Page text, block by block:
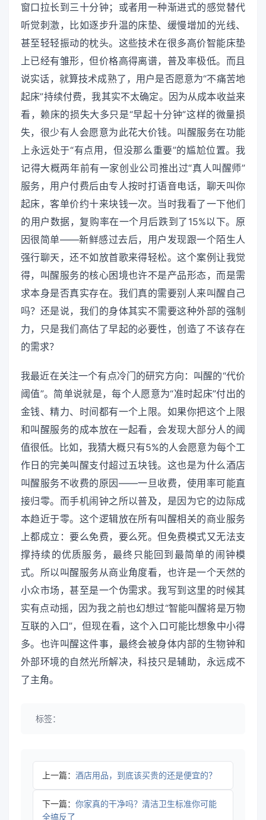
窗口拉长到三十分钟；或者用一种渐进式的感觉替代
听觉刺激，比如逐步升温的床垫、缓慢增加的光线、
甚至轻轻振动的枕头。这些技术在很多高价智能床垫
上已经有雏形，但价格高得离谱，普及率极低。而且
说实话，就算技术成熟了，用户是否愿意为“不痛苦地
起床”持续付费，我其实不太确定。因为从成本收益来
看，赖床的损失大多只是“早起十分钟”这样的微量损
失，很少有人会愿意为此花大价钱。叫醒服务在功能
上永远处于“有点用，但没那么重要”的尴尬位置。我
记得大概两年前有一家创业公司推出过“真人叫醒师”
服务，用户付费后由专人按时打语音电话，聊天叫你
起床，客单价约十来块钱一次。当时我看了一下他们
的用户数据，复购率在一个月后跌到了15%以下。原
因很简单——新鲜感过去后，用户发现跟一个陌生人
强行聊天，还不如放首歌来得轻松。这个案例让我觉
得，叫醒服务的核心困境也许不是产品形态，而是需
求本身是否真实存在。我们真的需要别人来叫醒自己
吗？还是说，我们的身体其实不需要这种外部的强制
力，只是我们高估了早起的必要性，创造了不该存在
的需求？
我最近在关注一个有点冷门的研究方向：叫醒的“代价
阈值”。简单说就是，每个人愿意为“准时起床”付出的
金钱、精力、时间都有一个上限。如果你把这个上限
和叫醒服务的成本放在一起看，会发现大部分人的阈
值很低。比如，我猜大概只有5%的人会愿意为每个工
作日的完美叫醒支付超过五块钱。这也是为什么酒店
叫醒服务不收费的原因——一旦收费，使用率可能直
接归零。而手机闹钟之所以普及，是因为它的边际成
本趋近于零。这个逻辑放在所有叫醒相关的商业服务
上都成立：要么免费，要么死。但免费模式又无法支
撑持续的优质服务，最终只能回到最简单的闹钟模
式。所以叫醒服务从商业角度看，也许是一个天然的
小众市场，甚至是一个伪需求。我写到这里的时候其
实有点动摇，因为我之前也幻想过“智能叫醒将是万物
互联的入口”，但现在看，这个入口可能比想象中小得
多。也许叫醒这件事，最终会被身体内部的生物钟和
外部环境的自然光所解决，科技只是辅助，永远成不
了主角。
标签：
上一篇： 酒店用品，到底该买贵的还是便宜的？
下一篇： 你家真的干净吗？清洁卫生标准你可能
全搞反了